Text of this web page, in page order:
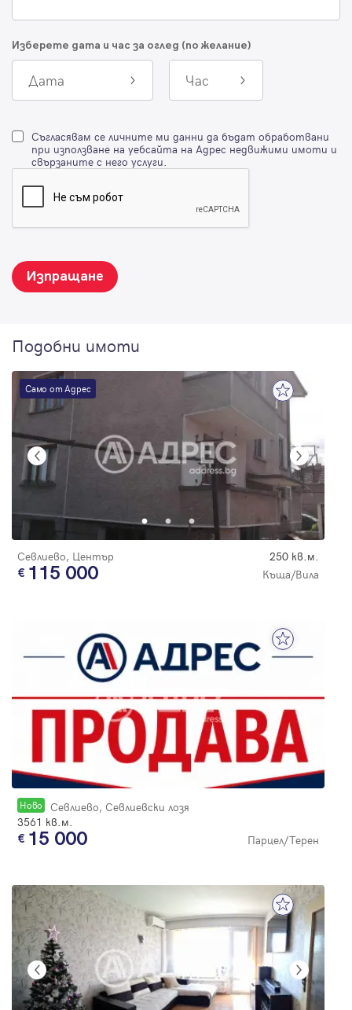
Изберете дата и час за оглед (по желание)
Дата Час
Съгласявам се личните ми данни да бъдат обработвани
при използване на уебсайта на Адрес недвижими имоти и
свързаните с него услуги.
Изпращане
Подобни имоти
Само от Адрес
Севлиево, Център 250 кв.м.
115 000 Къща/Вила
Новo
Севлиево, Севлиевски лозя
3561 кв.м.
15 000 Парцел/Терен